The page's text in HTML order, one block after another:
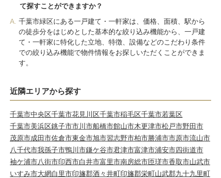
て探すことができますか？
A. 千葉市緑区にある一戸建て・一軒家は、価格、面積、駅から
の徒歩分をはじめとした基本的な絞り込み機能から、一戸建
て・一軒家に特化した立地、特徴、設備などのこだわり条件
での絞り込み機能で物件情報をお探しいただくことができま
す。
近隣エリアから探す
千葉市中央区千葉市花見川区千葉市稲毛区千葉市若葉区
千葉市美浜区銚子市市川市船橋市館山市木更津市松戸市野田市
茂原市成田市佐倉市東金市旭市習志野市柏市勝浦市市原市流山市
八千代市我孫子市鴨川市鎌ケ谷市君津市富津市浦安市四街道市
袖ケ浦市八街市印西市白井市富里市南房総市匝瑳市香取市山武市
いすみ市大網白里市印旛郡酒々井町印旛郡栄町山武郡九十九里町